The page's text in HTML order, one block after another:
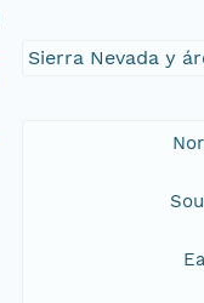
Sierra Nevada y